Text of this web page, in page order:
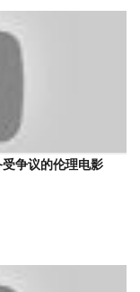
争议的伦理电影